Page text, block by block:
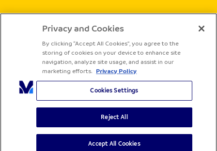
يتبع
جميع الحقوق محفوظة لشركة ساديا
الشروط والأحكام
سياسة الخصوصية
Privacy and Cookies
By clicking “Accept All Cookies”, you agree to the
storing of cookies on your device to enhance site
navigation, analyze site usage, and assist in our
marketing efforts. Privacy Policy
Cookies Settings
Reject All
Accept All Cookies